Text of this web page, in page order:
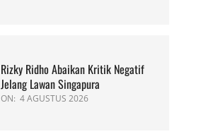
Rizky Ridho Abaikan Kritik Negatif
Jelang Lawan Singapura
ON: 4 AGUSTUS 2026